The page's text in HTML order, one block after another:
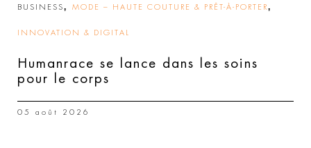
BUSINESS, MODE – HAUTE COUTURE & PRÊT-À-PORTER,
INNOVATION & DIGITAL
Humanrace se lance dans les soins
pour le corps
05 août 2026